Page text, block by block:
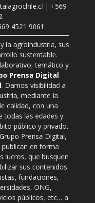
| +569
4521 9061
la agroindustria, sus
sustentable.
temático y
Prensa Digital
. Damos visibilidad a
mediante la
calidad, con una
todas las edades y
público y privado.
Prensa Digital,
publican en forma
lucros, que busquen
sus contenidos.
fundaciones,
ONG,
públicos, etc… a